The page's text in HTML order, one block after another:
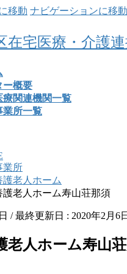
移動 ナビゲーションに移動
在宅医療・介護
ー概要
療関連機関一覧
業所一覧
業所
護老人ホーム
護老人ホーム寿山荘那須
/ 最終更新日 : 2020年2月6日
護老人ホーム寿山